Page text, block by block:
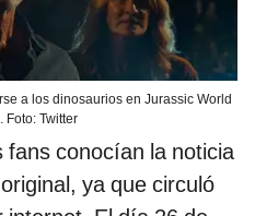
a los dinosaurios en Jurassic World
Foto: Twitter
fans conocían la noticia
ya que circuló